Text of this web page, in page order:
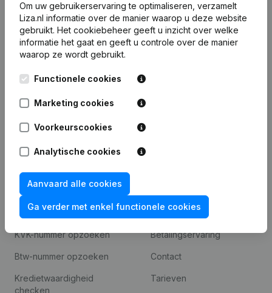
Om uw gebruikerservaring te optimaliseren, verzamelt
Liza.nl informatie over de manier waarop u deze website
gebruikt. Het cookiebeheer geeft u inzicht over welke
informatie het gaat en geeft u controle over de manier
waarop ze wordt gebruikt.
Functionele cookies
Marketing cookies
Voorkeurscookies
Analytische cookies
Aanvaard alle cookies
Ga verder met enkel functionele cookies
T.a.v. Liza.nl
3072 MD Rotterdam
Product
Spotlight
Jaarrekening raadplegen
KVK-nummer opzoeken
Btw-nummer opzoeken
Kredietwaardigheid
checken
Integraties
Betalingservaring
Contact
Tarieven